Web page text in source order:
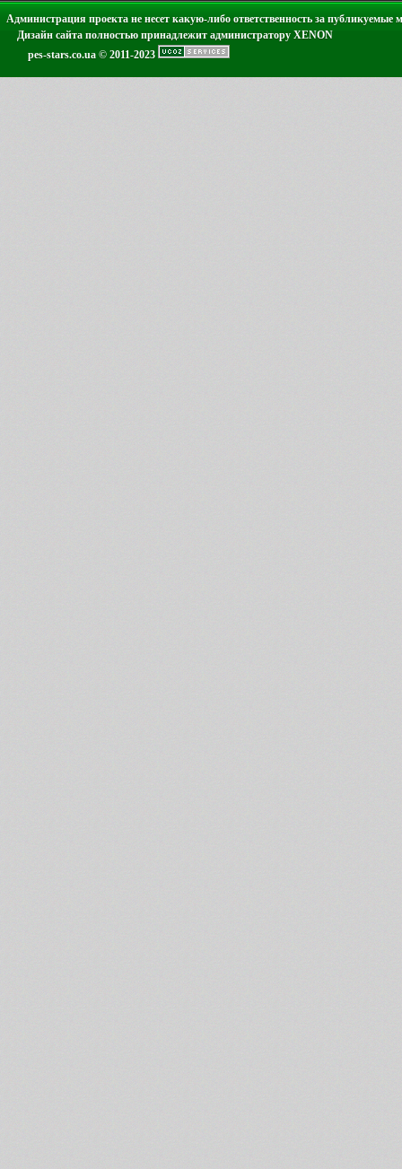
Администрация проекта не несет какую-либо ответственность за публикуемые
Дизайн сайта полностью принадлежит администратору XENON
pes-stars.co.ua © 2011-2023